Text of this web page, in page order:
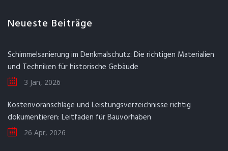
Neueste Beiträge
Schimmelsanierung im Denkmalschutz: Die richtigen Materialien
und Techniken für historische Gebäude
3 Jan, 2026
Kostenvoranschläge und Leistungsverzeichnisse richtig
dokumentieren: Leitfaden für Bauvorhaben
26 Apr, 2026